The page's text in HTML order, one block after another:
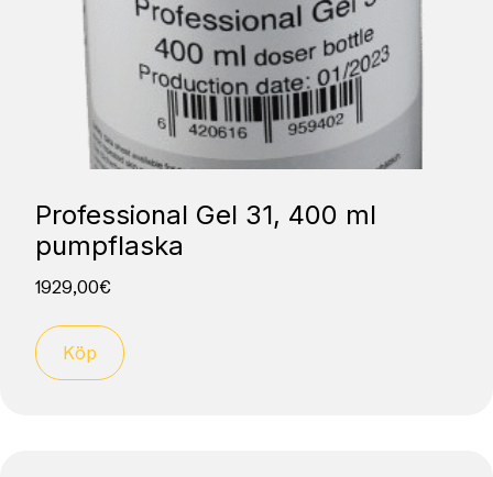
Professional Gel 31, 400 ml
pumpflaska
1929,00€
Köp